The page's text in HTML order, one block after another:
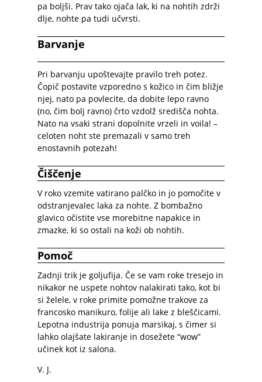
pa boljši. Prav tako ojača lak, ki na nohtih zdrži
dlje, nohte pa tudi učvrsti.
Barvanje
Pri barvanju upoštevajte pravilo treh potez.
Čopič postavite vzporedno s kožico in čim bližje
njej, nato pa povlecite, da dobite lepo ravno
(no, čim bolj ravno) črto vzdolž središča nohta.
Nato na vsaki strani dopolnite vrzeli in voila! –
celoten noht ste premazali v samo treh
enostavnih potezah!
Čiščenje
V roko vzemite vatirano palčko in jo pomočite v
odstranjevalec laka za nohte. Z bombažno
glavico očistite vse morebitne napakice in
zmazke, ki so ostali na koži ob nohtih.
Pomoč
Zadnji trik je goljufija. Če se vam roke tresejo in
nikakor ne uspete nohtov nalakirati tako, kot bi
si želele, v roke primite pomožne trakove za
francosko manikuro, folije ali lake z bleščicami.
Lepotna industrija ponuja marsikaj, s čimer si
lahko olajšate lakiranje in dosežete “wow”
učinek kot iz salona.
V. J.